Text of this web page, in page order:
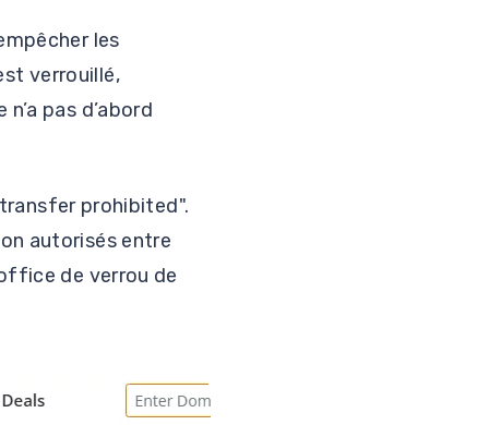
les
verrouillé,
pas d’abord
prohibited".
autorisés entre
de verrou de